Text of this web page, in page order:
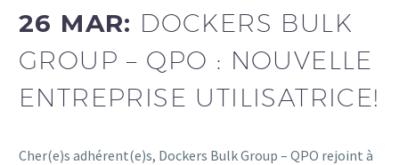
26 MAR: DOCKERS BULK
GROUP – QPO : NOUVELLE
ENTREPRISE UTILISATRICE!
Cher(e)s adhérent(e)s, Dockers Bulk Group – QPO rejoint à